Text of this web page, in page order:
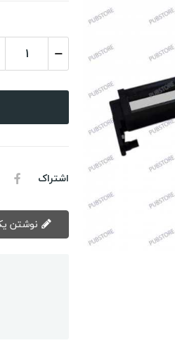
اشتراک